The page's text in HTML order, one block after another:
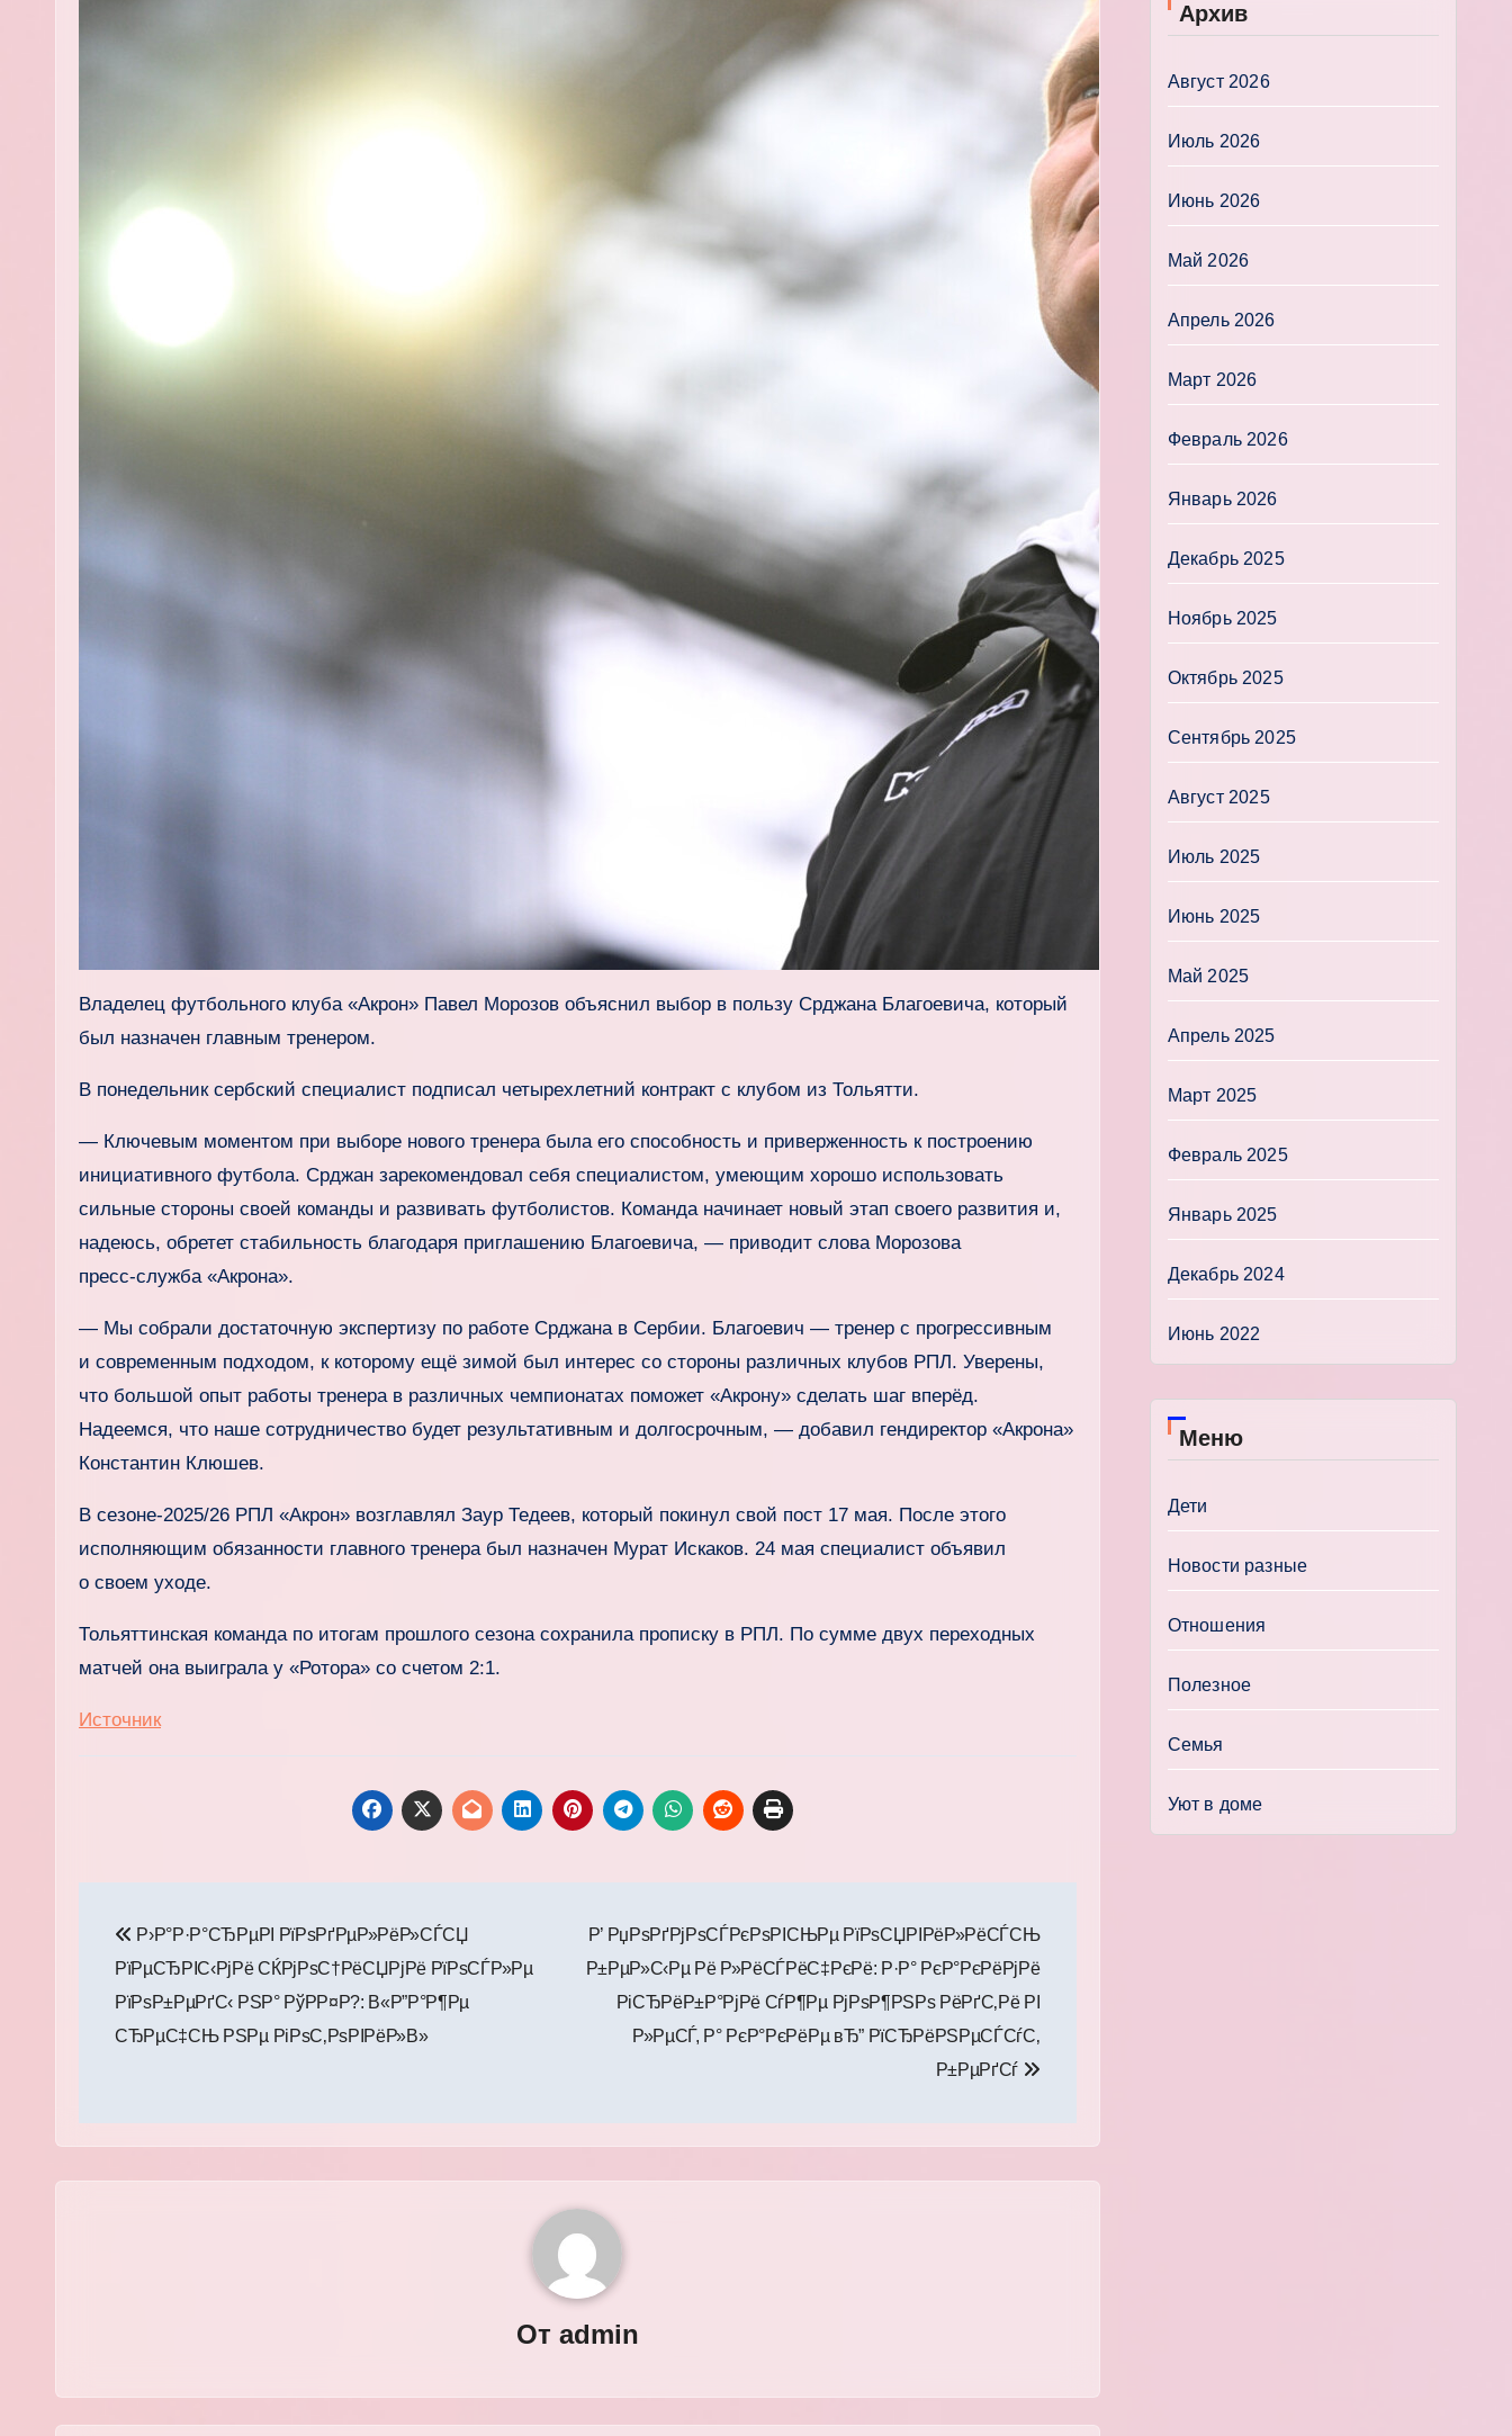
Владелец футбольного клуба «Акрон» Павел Морозов объяснил выбор в пользу Срджана Благоевича, который
был назначен главным тренером.
В понедельник сербский специалист подписал четырехлетний контракт с клубом из Тольятти.
— Ключевым моментом при выборе нового тренера была его способность и приверженность к построению
инициативного футбола. Срджан зарекомендовал себя специалистом, умеющим хорошо использовать
сильные стороны своей команды и развивать футболистов. Команда начинает новый этап своего развития и,
надеюсь, обретет стабильность благодаря приглашению Благоевича, — приводит слова Морозова
пресс‑служба «Акрона».
— Мы собрали достаточную экспертизу по работе Срджана в Сербии. Благоевич — тренер с прогрессивным
и современным подходом, к которому ещё зимой был интерес со стороны различных клубов РПЛ. Уверены,
что большой опыт работы тренера в различных чемпионатах поможет «Акрону» сделать шаг вперёд.
Надеемся, что наше сотрудничество будет результативным и долгосрочным, — добавил гендиректор «Акрона»
Константин Клюшев.
В сезоне‑2025/26 РПЛ «Акрон» возглавлял Заур Тедеев, который покинул свой пост 17 мая. После этого
исполняющим обязанности главного тренера был назначен Мурат Искаков. 24 мая специалист объявил
о своем уходе.
Тольяттинская команда по итогам прошлого сезона сохранила прописку в РПЛ. По сумме двух переходных
матчей она выиграла у «Ротора» со счетом 2:1.
Источник
по
записям
Р›Р°Р·Р°СЂРµРІ РїРѕРґРµР»РёР»СЃСЏ
РїРµСЂРІС‹РјРё СЌРјРѕС†РёСЏРјРё РїРѕСЃР»Рµ
РїРѕР±РµРґС‹ РЅР° РўР­Р¤Р?: В«Р”Р°Р¶Рµ
СЂРµС‡СЊ РЅРµ РіРѕС‚РѕРІРёР»В»
Р’ РџРѕРґРјРѕСЃРєРѕРІСЊРµ РїРѕСЏРІРёР»РёСЃСЊ
Р±РµР»С‹Рµ Рё Р»РёСЃРёС‡РєРё: Р·Р° РєР°РєРёРјРё
РіСЂРёР±Р°РјРё СѓР¶Рµ РјРѕР¶РЅРѕ РёРґС‚Рё РІ
Р»РµСЃ, Р° РєР°РєРёРµ вЂ” РїСЂРёРЅРµСЃСѓС‚
Р±РµРґСѓ
От admin
Архив
Август 2026
Июль 2026
Июнь 2026
Май 2026
Апрель 2026
Март 2026
Февраль 2026
Январь 2026
Декабрь 2025
Ноябрь 2025
Октябрь 2025
Сентябрь 2025
Август 2025
Июль 2025
Июнь 2025
Май 2025
Апрель 2025
Март 2025
Февраль 2025
Январь 2025
Декабрь 2024
Июнь 2022
Меню
Дети
Новости разные
Отношения
Полезное
Семья
Уют в доме